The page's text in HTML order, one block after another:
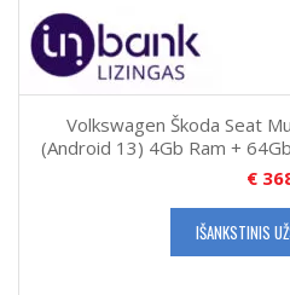
Volkswagen Škoda Seat
(Android 13) 4Gb Ram +
€
IŠANKSTINIS